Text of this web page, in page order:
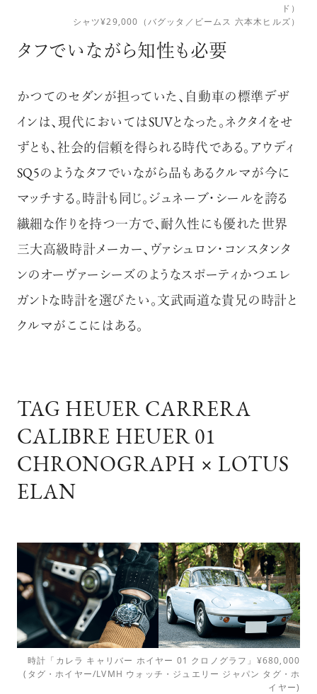
ド）
シャツ¥29,000（バグッタ／ビームス 六本木ヒルズ）
タフでいながら知性も必要
かつてのセダンが担っていた、自動車の標準デザ
インは、現代においてはSUVとなった。ネクタイをせ
ずとも、社会的信頼を得られる時代である。アウディ
SQ5のようなタフでいながら品もあるクルマが今に
マッチする。時計も同じ。ジュネーブ・シールを誇る
繊細な作りを持つ一方で、耐久性にも優れた世界
三大高級時計メーカー、ヴァシュロン・コンスタンタ
ンのオーヴァーシーズのようなスポーティかつエレ
ガントな時計を選びたい。文武両道な貴兄の時計と
クルマがここにはある。
TAG HEUER CARRERA
CALIBRE HEUER 01
CHRONOGRAPH × LOTUS
ELAN
時計「カレラ キャリバー ホイヤー 01 クロノグラフ」¥680,000
(タグ・ホイヤー/LVMH ウォッチ・ジュエリー ジャパン タグ・ホ
イヤー)